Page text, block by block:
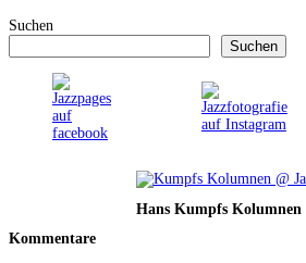
Suchen
Suchen
Hans Kumpfs Kolumnen
Kommentare